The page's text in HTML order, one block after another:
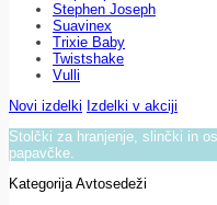
Stephen Joseph
Suavinex
Trixie Baby
Twistshake
Vulli
Novi izdelki Izdelki v akciji
Stolčki za hranjenje, slinčki in
papavčke.
Kategorija Avtosedeži